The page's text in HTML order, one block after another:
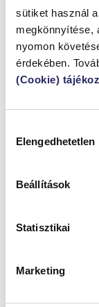
sütiket használ
megkönnyítése,
nyomon
érdekében.
(Cookie)
kiválasztása
Elengedhetetlen
Beállítások
Statisztikai
Marketing
A szerkezetkész
középső
tartalom, a
ellenőrzés együtt
kényszerből,